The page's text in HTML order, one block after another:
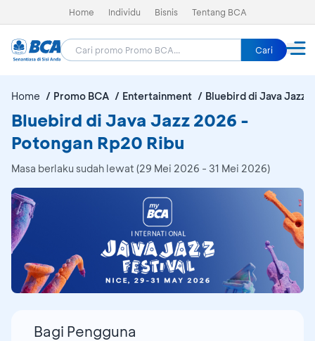
Home Individu Bisnis Tentang BCA
Cari
Home Promo BCA Entertainment Bluebird di Java Jazz
Bluebird di Java Jazz 2026 -
Potongan Rp20 Ribu
Masa berlaku sudah lewat (29 Mei 2026 - 31 Mei 2026)
Bagi Pengguna